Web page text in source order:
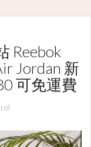
Reebok
Jordan 新
可免運費